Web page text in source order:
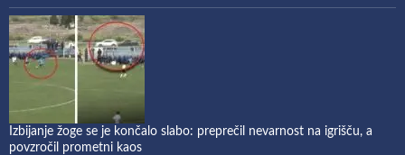
Izbijanje žoge se je končalo slabo: preprečil nevarnost na igrišču, a
povzročil prometni kaos